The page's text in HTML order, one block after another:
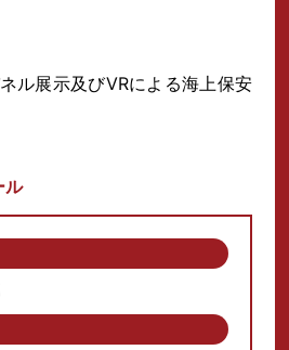
ル展示及びVRによる海上保安
ル